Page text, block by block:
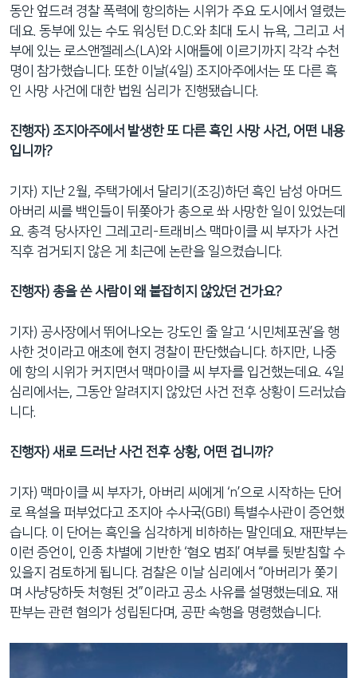
동안 엎드려 경찰 폭력에 항의하는 시위가 주요 도시에서 열렸는
데요. 동부에 있는 수도 워싱턴 D.C.와 최대 도시 뉴욕, 그리고 서
부에 있는 로스앤젤레스(LA)와 시애틀에 이르기까지 각각 수천
명이 참가했습니다. 또한 이날(4일) 조지아주에서는 또 다른 흑
인 사망 사건에 대한 법원 심리가 진행됐습니다.
진행자) 조지아주에서 발생한 또 다른 흑인 사망 사건, 어떤 내용
입니까?
기자) 지난 2월, 주택가에서 달리기(조깅)하던 흑인 남성 아머드
아버리 씨를 백인들이 뒤쫓아가 총으로 쏴 사망한 일이 있었는데
요. 총격 당사자인 그레고리-트래비스 맥마이클 씨 부자가 사건
직후 검거되지 않은 게 최근에 논란을 일으켰습니다.
진행자) 총을 쏜 사람이 왜 붙잡히지 않았던 건가요?
기자) 공사장에서 뛰어나오는 강도인 줄 알고 ‘시민체포권’을 행
사한 것이라고 애초에 현지 경찰이 판단했습니다. 하지만, 나중
에 항의 시위가 커지면서 맥마이클 씨 부자를 입건했는데요. 4일
심리에서는, 그동안 알려지지 않았던 사건 전후 상황이 드러났습
니다.
진행자) 새로 드러난 사건 전후 상황, 어떤 겁니까?
기자) 맥마이클 씨 부자가, 아버리 씨에게 ‘n’으로 시작하는 단어
로 욕설을 퍼부었다고 조지아 수사국(GBI) 특별수사관이 증언했
습니다. 이 단어는 흑인을 심각하게 비하하는 말인데요. 재판부는
이런 증언이, 인종 차별에 기반한 ‘혐오 범죄’ 여부를 뒷받침할 수
있을지 검토하게 됩니다. 검찰은 이날 심리에서 “아버리가 쫓기
며 사냥당하듯 처형된 것”이라고 공소 사유를 설명했는데요. 재
판부는 관련 혐의가 성립된다며, 공판 속행을 명령했습니다.